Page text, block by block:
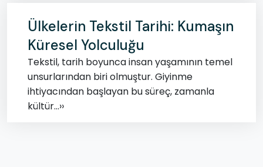
Ülkelerin Tekstil Tarihi: Kumaşın
Küresel Yolculuğu
Tekstil, tarih boyunca insan yaşamının temel
unsurlarından biri olmuştur. Giyinme
ihtiyacından başlayan bu süreç, zamanla
kültür...››